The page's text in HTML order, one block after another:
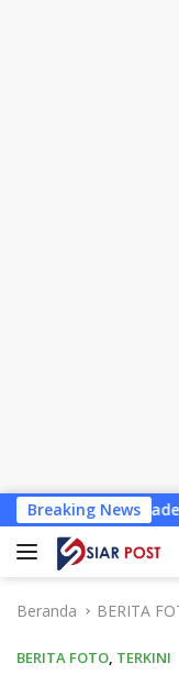
Langsung
ke
konten
Breaking News
Pengurus
Beranda BERITA
BERITA FOTO, TERKINI